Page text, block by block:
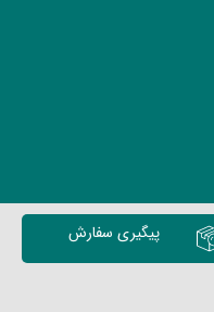
پیگیری سفارش